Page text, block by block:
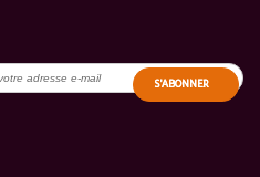
S'ABONNER